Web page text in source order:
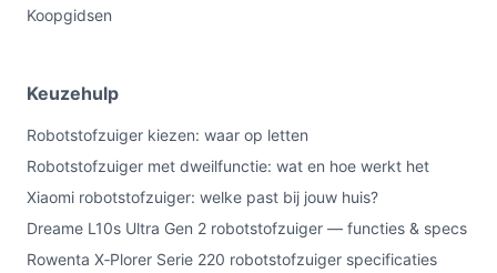
Koopgidsen
Keuzehulp
Robotstofzuiger kiezen: waar op letten
Robotstofzuiger met dweilfunctie: wat en hoe werkt het
Xiaomi robotstofzuiger: welke past bij jouw huis?
Dreame L10s Ultra Gen 2 robotstofzuiger — functies & specs
Rowenta X‑Plorer Serie 220 robotstofzuiger specificaties